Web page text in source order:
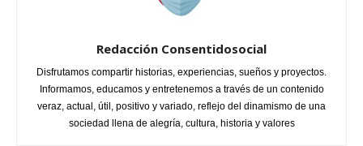
Redacción Consentidosocial
Disfrutamos compartir historias, experiencias, sueños y proyectos.
Informamos, educamos y entretenemos a través de un contenido
veraz, actual, útil, positivo y variado, reflejo del dinamismo de una
sociedad llena de alegría, cultura, historia y valores